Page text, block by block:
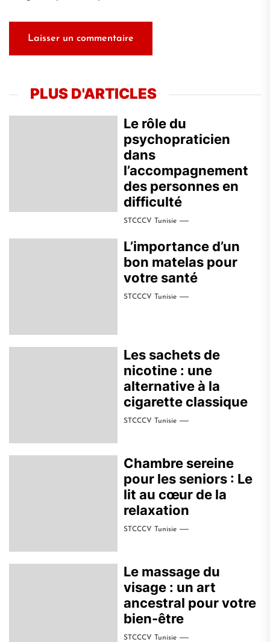
PLUS D'ARTICLES
Le rôle du
psychopraticien
dans
l’accompagnement
des personnes en
difficulté
STCCCV Tunisie
L’importance d’un
bon matelas pour
votre santé
STCCCV Tunisie
Les sachets de
nicotine : une
alternative à la
cigarette classique
STCCCV Tunisie
Chambre sereine
pour les seniors : Le
lit au cœur de la
relaxation
STCCCV Tunisie
Le massage du
visage : un art
ancestral pour votre
bien-être
STCCCV Tunisie